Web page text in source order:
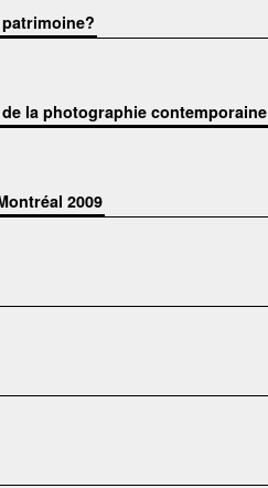
la photographie contemporaine
2009